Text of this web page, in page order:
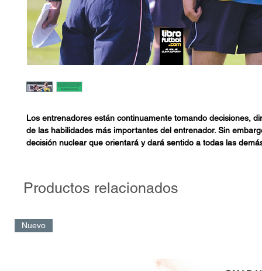
Los entrenadores están continuamente tomando decisiones,
de las habilidades más importantes del entrenador. Sin
decisión nuclear que orientará y dará sentido a todas las
y el equipo...) donde esta decisión podrá florecer. Esto
las personas. “El aprendizaje es un viaje que comienza en uno
generosidad. Mañanas y tardes de diálogo profundo sobre
Productos relacionados
Nuevo